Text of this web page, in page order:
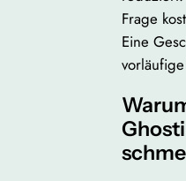
Frage
Eine